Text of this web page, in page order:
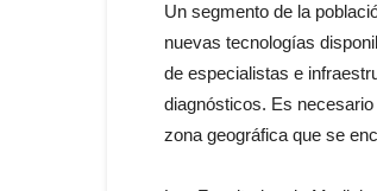
Un segmento de la
nuevas tecnologías
de especialistas e
diagnósticos. Es
zona geográfica que se